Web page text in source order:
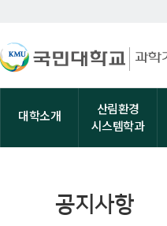
대학소개
산림환경
시스템학과
공지사항